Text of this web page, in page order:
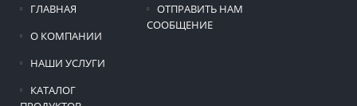
ГЛАВНАЯ
О КОМПАНИИ
НАШИ УСЛУГИ
КАТАЛОГ
ОТПРАВИТЬ НАМ
СООБЩЕНИЕ